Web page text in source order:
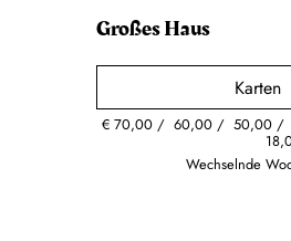
Großes Haus
Karten
€ 70,00 60,00 50,00
Wechselnde